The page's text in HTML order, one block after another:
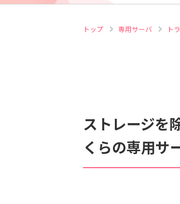
個人情報保護のため、お名前や連絡先、会員IDを入力しない
トップ 専用サーバ ト
ストレージを
くらの専用サ